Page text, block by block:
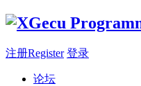
注册Register 登录
论坛